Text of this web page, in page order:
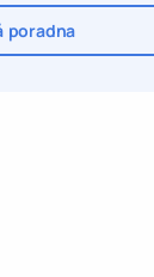
poradna